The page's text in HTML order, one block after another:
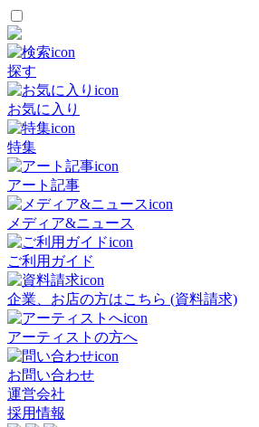
探す
お気に入り
特集
アート記事
メディア&ニュース
ご利用ガイド
企業、お店の方はこちら (資料請求)
アーティストの方へ
お問い合わせ
運営会社
採用情報